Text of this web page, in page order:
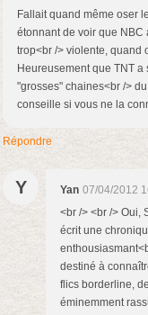
Fallait quand même oser
étonnant de voir que
trop<br /> violente, quand
Heureusement que TNT
"grosses" chaines<br />
conseille si vous ne la
Répondre
Y Yan 07/04/2012
<br /> <br /> Oui,
écrit une
destiné à
flics borderline,
éminemment